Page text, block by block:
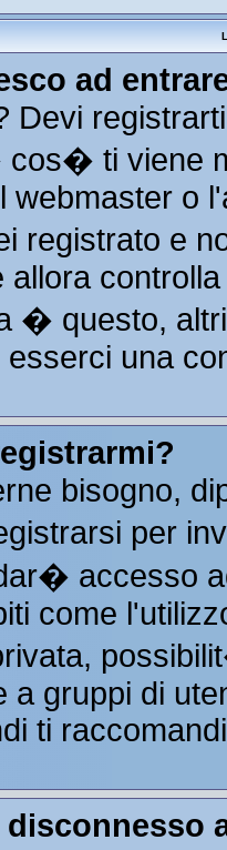
ad
Devi
ti viene
webmaster o
registrato e
allora
� questo,
una
bisogno,
per
accesso
come
a gruppi di
ti